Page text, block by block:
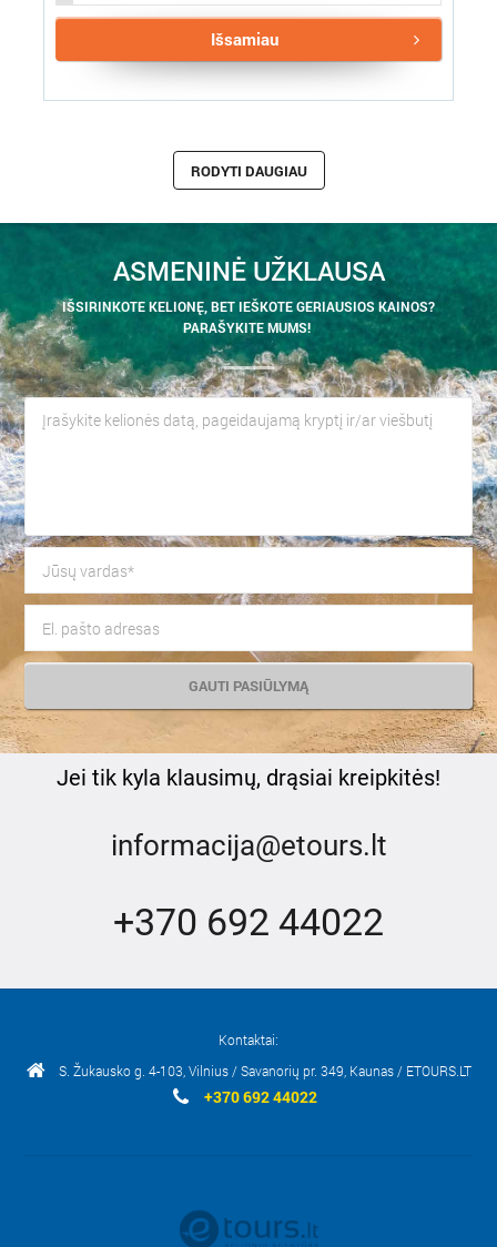
Išsamiau
RODYTI DAUGIAU
ASMENINĖ UŽKLAUSA
IŠSIRINKOTE KELIONĘ, BET IEŠKOTE GERIAUSIOS KAINOS?
PARAŠYKITE MUMS!
Jei tik kyla klausimų, drąsiai kreipkitės!
informacija@etours.lt
+370 692 44022
Kontaktai:
S. Žukausko g. 4-103, Vilnius / Savanorių pr. 349, Kaunas / ETOURS.LT
+370 692 44022